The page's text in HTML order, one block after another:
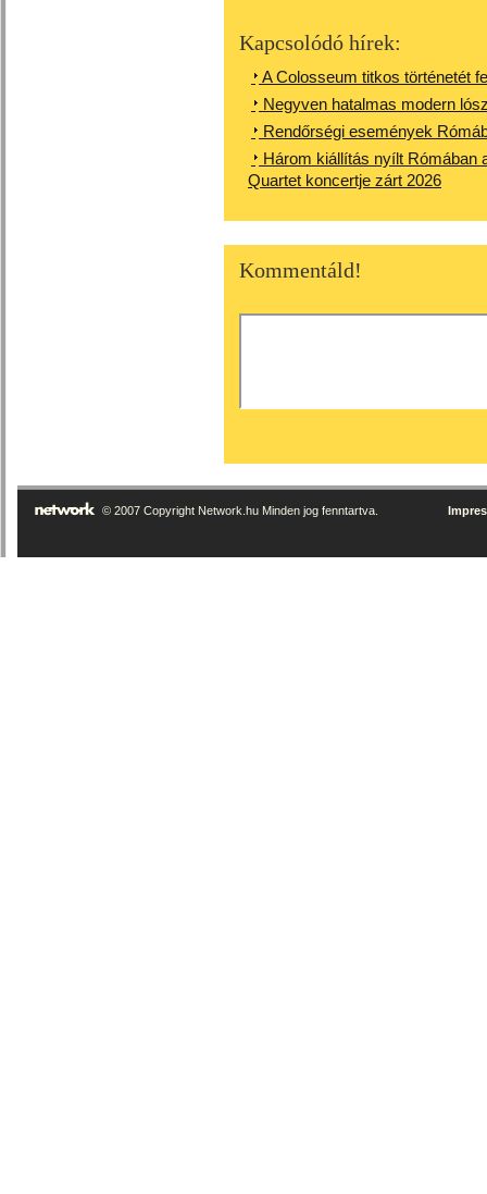
Kapcsolódó hírek:
A Colosseum titkos történetét
Negyven hatalmas modern
Rendőrségi események
Három kiállítás nyílt Rómában
Quartet koncertje zárt 2026
Kommentáld!
© 2007 Copyright Network.hu Minden jog fenntartva.